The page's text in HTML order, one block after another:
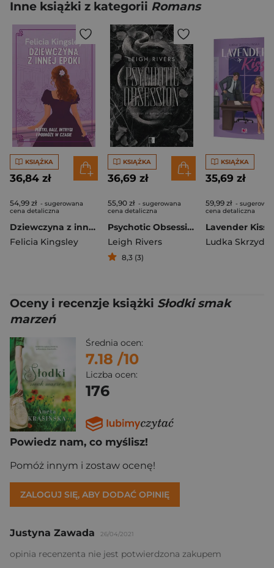
Inne książki z kategorii Romans
KSIĄŻKA
36,84 zł
54,99 zł - sugerowana
cena detaliczna
Dziewczyna z innej epoki
Felicia Kingsley
KSIĄŻKA
36,69 zł
55,90 zł - sugerowana
cena detaliczna
Psychotic Obsession
Leigh Rivers
8,3 (3)
KSIĄŻKA
35,69 zł
59,99 zł -
cena detaliczna
Oceny i recenzje książki Słodki smak
marzeń
Średnia ocen:
7.18 /10
Liczba ocen:
176
Powiedz nam, co myślisz!
Pomóż innym i zostaw ocenę!
ZALOGUJ SIĘ, ABY DODAĆ OPINIĘ
Justyna Zawada 26/04/2021
opinia recenzenta nie jest potwierdzona zakupem